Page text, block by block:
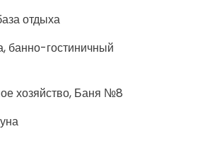
отдыха
банно-гостиничный
хозяйство, Баня №8